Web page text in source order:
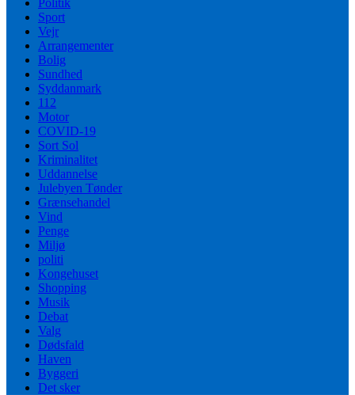
Sport
Vejr
Arrangementer
Bolig
Sundhed
Syddanmark
112
Motor
COVID-19
Sort Sol
Kriminalitet
Uddannelse
Julebyen Tønder
Grænsehandel
Vind
Penge
Miljø
politi
Kongehuset
Shopping
Musik
Debat
Valg
Dødsfald
Haven
Byggeri
Det sker